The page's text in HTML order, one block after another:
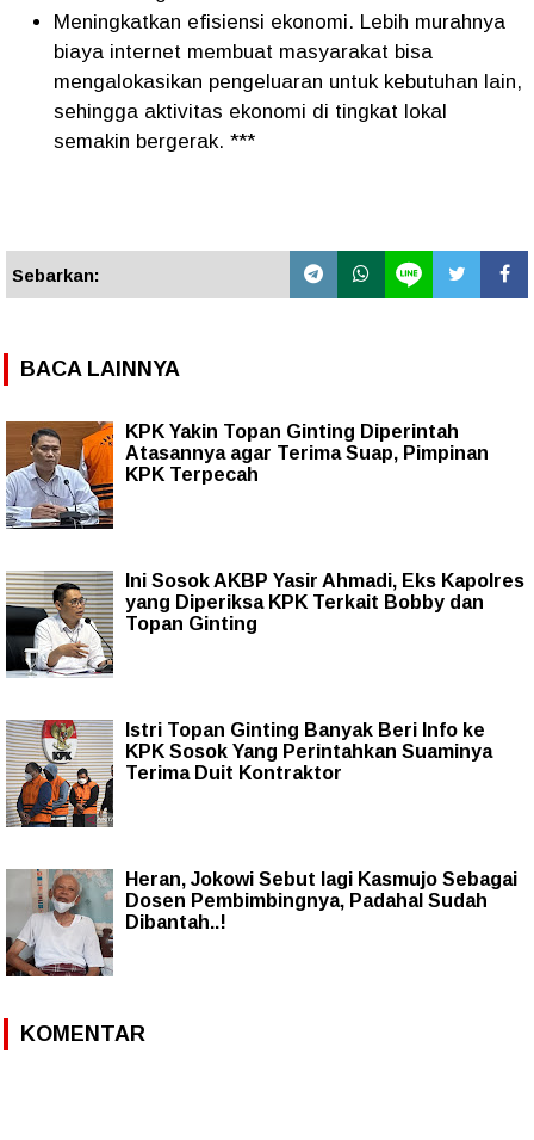
Meningkatkan efisiensi ekonomi. Lebih murahnya
biaya internet membuat masyarakat bisa
mengalokasikan pengeluaran untuk kebutuhan lain,
sehingga aktivitas ekonomi di tingkat lokal
semakin bergerak. ***
Sebarkan:
BACA LAINNYA
KPK Yakin Topan Ginting Diperintah
Atasannya agar Terima Suap, Pimpinan
KPK Terpecah
Ini Sosok AKBP Yasir Ahmadi, Eks Kapolres
yang Diperiksa KPK Terkait Bobby dan
Topan Ginting
Istri Topan Ginting Banyak Beri Info ke
KPK Sosok Yang Perintahkan Suaminya
Terima Duit Kontraktor
Heran, Jokowi Sebut lagi Kasmujo Sebagai
Dosen Pembimbingnya, Padahal Sudah
Dibantah..!
KOMENTAR